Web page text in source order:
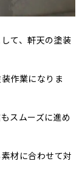
て、軒天の塗装
作業になりま
スムーズに進め
材に合わせて対